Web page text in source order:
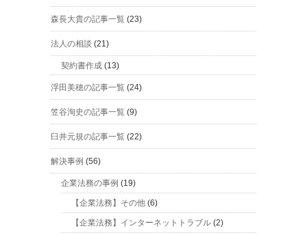
森長大貴の記事一覧 (23)
法人の相談 (21)
契約書作成 (13)
浮田美穂の記事一覧 (24)
笠谷洵史の記事一覧 (9)
臼井元規の記事一覧 (22)
解決事例 (56)
企業法務の事例 (19)
【企業法務】その他 (6)
【企業法務】インターネットトラブル (2)